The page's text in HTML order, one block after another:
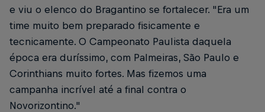
e viu o elenco do Bragantino se fortalecer. "Era um
time muito bem preparado fisicamente e
tecnicamente. O Campeonato Paulista daquela
época era duríssimo, com Palmeiras, São Paulo e
Corinthians muito fortes. Mas fizemos uma
campanha incrível até a final contra o
Novorizontino."